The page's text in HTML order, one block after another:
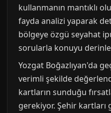
kullanmanın mantıklı
fayda analizi yaparak
bölgeye özgü seyahat
sorularla konuyu
Yozgat Boğazlıyan'da
verimli şekilde
kartların sunduğu
gerekiyor. Şehir kartları